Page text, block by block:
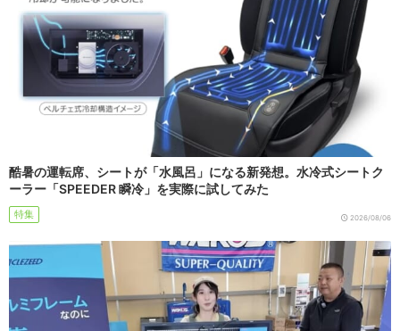
酷暑の運転席、シートが「水風呂」になる新発想。水冷式シートク
ーラー「SPEEDER 瞬冷」を実際に試してみた
特集 2026/08/06